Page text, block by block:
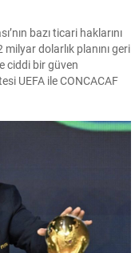
bazı ticari haklarını
dolarlık planını geri
ciddi bir güven
UEFA ile CONCACAF
yürütüldüğünü ileri